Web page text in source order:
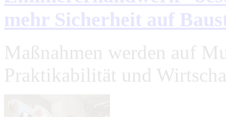
mehr Sicherheit auf
Maßnahmen werden auf
Praktikabilität und